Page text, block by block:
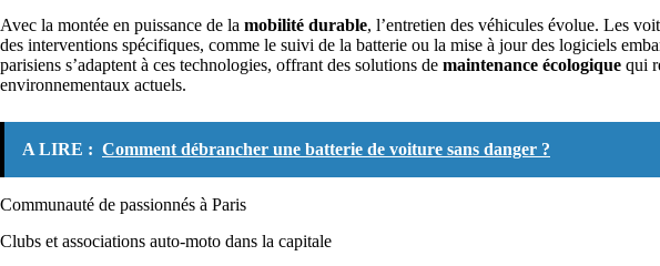
Avec la montée en puissance de la mobilité durable, l’entretien des véhicules évolue. Les
des interventions spécifiques, comme le suivi de la batterie ou la mise à jour des logiciels
parisiens s’adaptent à ces technologies, offrant des solutions de maintenance écologique qui
environnementaux actuels.
A LIRE : Comment débrancher une batterie de voiture sans danger ?
Communauté de passionnés à Paris
Clubs et associations auto-moto dans la capitale